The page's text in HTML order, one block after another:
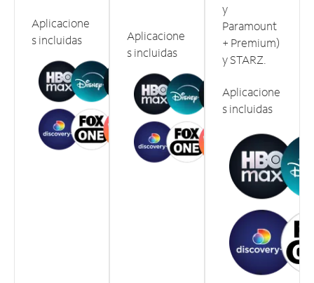
Aplicacione
s incluidas
Aplicacione
s incluidas
y
Paramount
+ Premium)
y STARZ.
Aplicacione
s incluidas